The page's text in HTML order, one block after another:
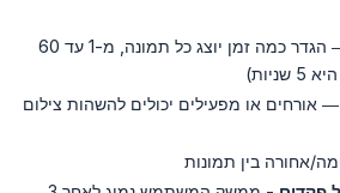
— הגדר כמה זמן יוצג כל תמונה, מ-1 עד 60
— אורחים או מפעילים יכולים להשהות צילום
אחורה בין תמונות